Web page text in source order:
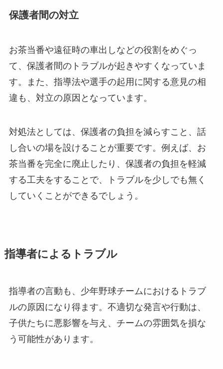
保護者間の対立
お茶当番や遠征時の車出しなどの役割をめぐっ
て、保護者間のトラブルが起きやすくなっていま
す。また、指導法や選手の起用に関する意見の相
違も、対立の原因となっています。
対処法としては、保護者の負担を減らすこと、話
し合いの場を設けることが重要です。例えば、お
茶当番を完全に廃止したり、保護者の負担を軽減
する工夫をすることで、トラブルを少しでも無く
していくことができるでしょう。
指導者によるトラブル
指導者の言動も、少年野球チームにおけるトラブ
ルの原因になり得ます。不適切な発言や行動は、
子供たちに悪影響を与え、チームの雰囲気を損な
う可能性があります。